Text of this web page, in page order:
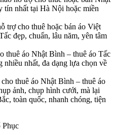
nhất tại Hà Nội hoặc miền
trợ cho thuê hoặc bán áo Việt
đẹp, chuẩn, lâu năm, yên tâm
thuê áo Nhật Bình – thuê áo Tấc
nhất, đa dạng lựa chọn về
thuê áo Nhật Bình – thuê áo
ảnh, chụp hình cưới, mà lại
toàn quốc, nhanh chóng, tiện
Phục